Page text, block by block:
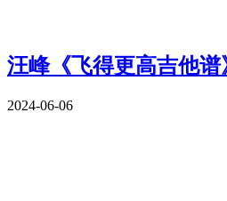
汪峰《飞得更高吉他
2024-06-06